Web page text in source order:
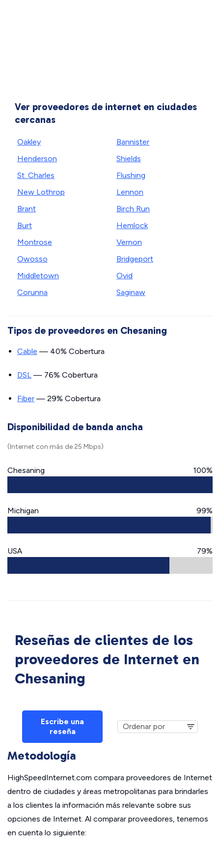
Ver proveedores de internet en ciudades
cercanas
Oakley
Henderson
St. Charles
New Lothrop
Brant
Burt
Montrose
Owosso
Middletown
Corunna
Bannister
Shields
Flushing
Lennon
Birch Run
Hemlock
Vernon
Bridgeport
Ovid
Saginaw
Tipos de proveedores en Chesaning
Cable — 40% Cobertura
DSL — 76% Cobertura
Fiber — 29% Cobertura
Disponibilidad de banda ancha
(Internet con más de 25 Mbps)
Chesaning 100%
Michigan 99%
USA 79%
Reseñas de clientes de los
proveedores de Internet en
Chesaning
Escribe una
reseña
Metodología
HighSpeedInternet.com compara proveedores de Internet
dentro de ciudades y áreas metropolitanas para brindarles
a los clientes la información más relevante sobre sus
opciones de Internet. Al comparar proveedores, tenemos
en cuenta lo siguiente: